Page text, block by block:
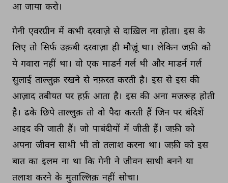
आ जाया करो।
गेनी एवरग्रीन में कभी दरवाज़े से दाख़िल ना होता। इस के
लिए तो सिर्फ उक़बी दरवाज़ा ही मौज़ूं था। लेकिन जफ़ी को
ये गवारा नहीं था। वो एक माडर्न गर्ल थी और माडर्न गर्ल
सुलाई ताल्लुक़ रखने से नफ़रत करती है। इस से इस की
आज़ाद तबीयत पर हर्फ़ आता है। इस की अना मजरूह होती
है। ढके छिपे ताल्लुक़ तो वो पैदा करती हैं जिन पर बंदिशें
आइद की जाती हैं। जो पाबंदीयों में जीती हैं। जफ़ी को
अपना जीवन साथी भी तो तलाश करना था। जफ़ी को इस
बात का इलम ना था कि गेनी ने जीवन साथी बनने या
तलाश करने के मुताल्लिक़ नहीं सोचा।